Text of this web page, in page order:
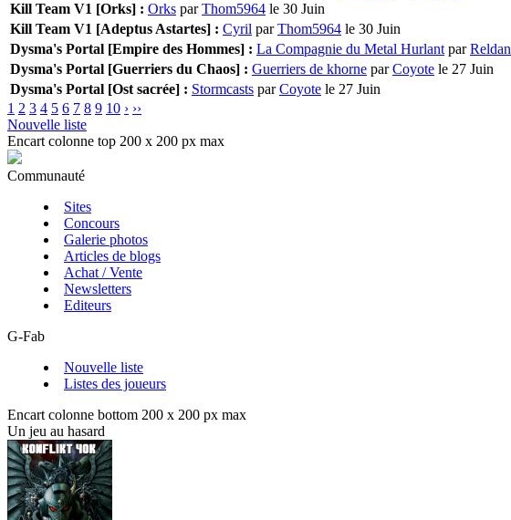
Kill Team V1 [Orks] : Orks parThom5964 le 30 Juin
Kill Team V1 [Adeptus Astartes] : Cyril parThom5964 le 30 Juin
Dysma's Portal [Empire des Hommes] : La Compagnie du Metal Hurlant parReldan
Dysma's Portal [Guerriers du Chaos] : Guerriers de khorne parCoyote le 27 Juin
Dysma's Portal [Ost sacrée] : Stormcasts parCoyote le 27 Juin
1 2 3 4 5 6 7 8 9 10 › ››
Nouvelle liste
Encart colonne top 200 x 200 px max
Communauté
Sites
Concours
Galerie photos
Articles de blogs
Achat / Vente
Newsletters
Editeurs
G-Fab
Nouvelle liste
Listes des joueurs
Encart colonne bottom 200 x 200 px max
Un jeu au hasard